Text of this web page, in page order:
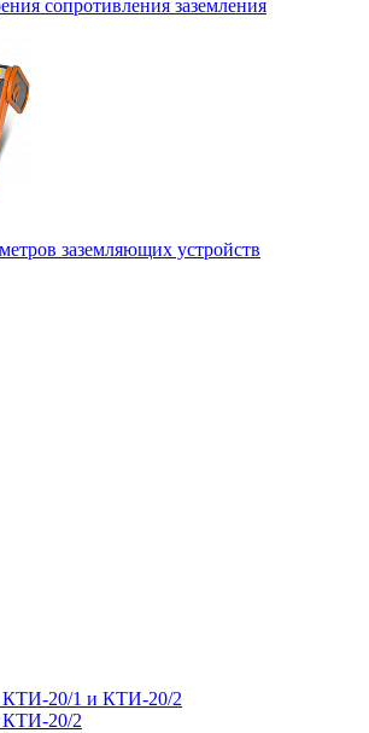
сопротивления заземления
заземляющих устройств
20/1 и КТИ-20/2
КТИ-20/2